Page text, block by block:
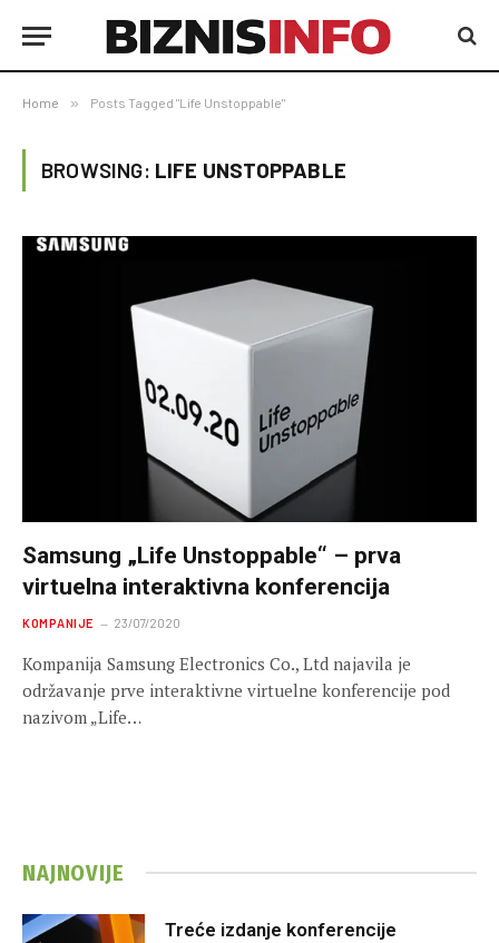
Home » Posts Tagged "Life Unstoppable"
BROWSING: LIFE UNSTOPPABLE
Samsung „Life Unstoppable“ – prva
virtuelna interaktivna konferencija
KOMPANIJE 23/07/2020
Kompanija Samsung Electronics Co., Ltd najavila je
održavanje prve interaktivne virtuelne konferencije pod
nazivom „Life…
NAJNOVIJE
Treće izdanje konferencije